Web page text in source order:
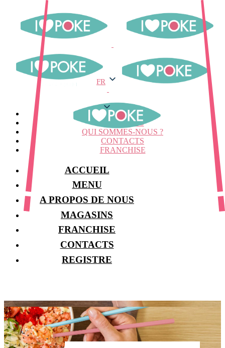
FR
MENU
MAGASINS
QUI SOMMES-NOUS ?
CONTACTS
FRANCHISE
ACCUEIL
MENU
A PROPOS DE NOUS
MAGASINS
FRANCHISE
CONTACTS
REGISTRE